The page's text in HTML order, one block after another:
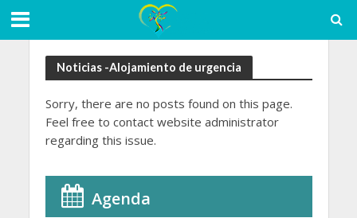
Noticias -Alojamiento de urgencia
Sorry, there are no posts found on this page.
Feel free to contact website administrator
regarding this issue.
Agenda